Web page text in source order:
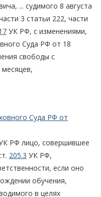
... судимого 8 августа
3 статьи 222, части
УК РФ, с изменениями,
Суда РФ от 18
свободы с
Суда РФ от
РФ лицо, совершившее
205.3 УК РФ,
если оно
обучения,
в целях